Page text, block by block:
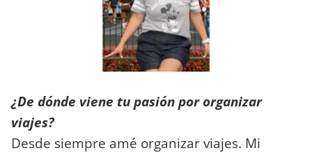
¿De dónde viene tu pasión por organizar
viajes?
Desde siempre amé organizar viajes. Mi